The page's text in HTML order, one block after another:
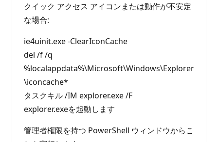
クイック アクセス アイコンまたは動作が不安定
な場合:
ie4uinit.exe -ClearIconCache
del /f /q
%localappdata%\Microsoft\Windows\Explorer
\iconcache*
タスクキル /IM explorer.exe /F
explorer.exeを起動します
管理者権限を持つ PowerShell ウィンドウからこ